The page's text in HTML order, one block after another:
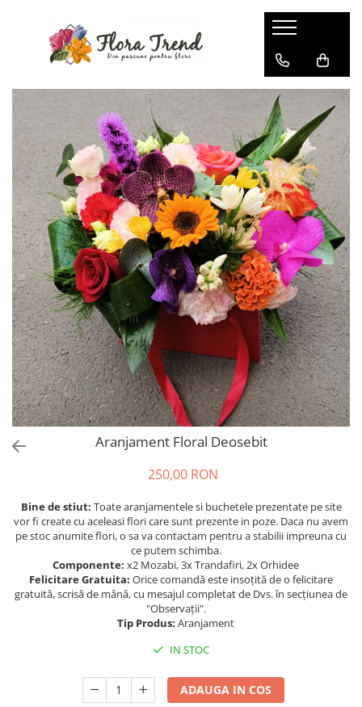
Aranjament Floral Deosebit
250,00 RON
Bine de stiut: Toate aranjamentele si buchetele prezentate pe site
vor fi create cu aceleasi flori care sunt prezente in poze. Daca nu avem
pe stoc anumite flori, o sa va contactam pentru a stabilii impreuna cu
ce putem schimba.
Componente: x2 Mozabi, 3x Trandafiri, 2x Orhidee
Felicitare Gratuita: Orice comandă este insoțită de o felicitare
gratuită, scrisă de mână, cu mesajul completat de Dvs. în secțiunea de
"Observații".
Tip Produs: Aranjament
IN STOC
ADAUGA IN COS